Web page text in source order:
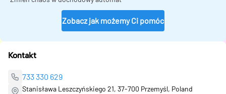
Zobacz jak możemy Ci pomóc
Kontakt
733 330 629
Stanisława Leszczyńskiego 21, 37-700 Przemyśl, Poland